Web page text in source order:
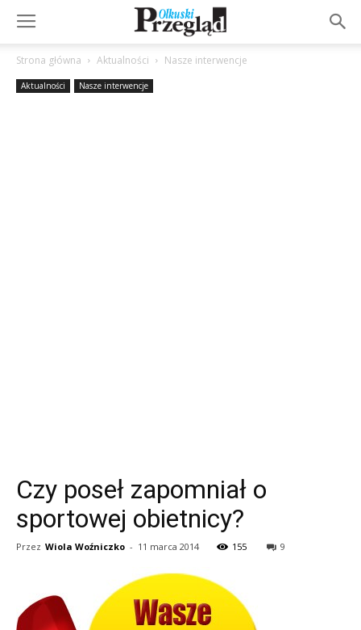
Strona główna Aktualności Nasze interwencje
Aktualności Nasze interwencje
Czy poseł zapomniał o
sportowej obietnicy?
Przez Wiola Woźniczko - 11 marca 2014 155 9